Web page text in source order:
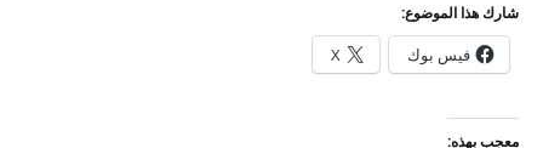
شارك هذا الموضوع:
فيس بوك X
معجب بهذه: